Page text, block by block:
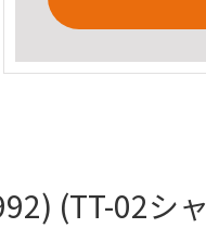
(TT-02シ